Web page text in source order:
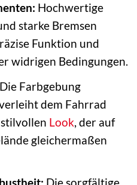
Hochwertige
starke Bremsen
Funktion und
widrigen Bedingungen.
Die Farbgebung
dem Fahrrad
Look, der auf
gleichermaßen